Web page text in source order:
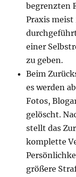
begrenzten
Praxis
einer
zu geben.
Beim
es werden
Fotos,
gelöscht.
stellt das
komplette
größere